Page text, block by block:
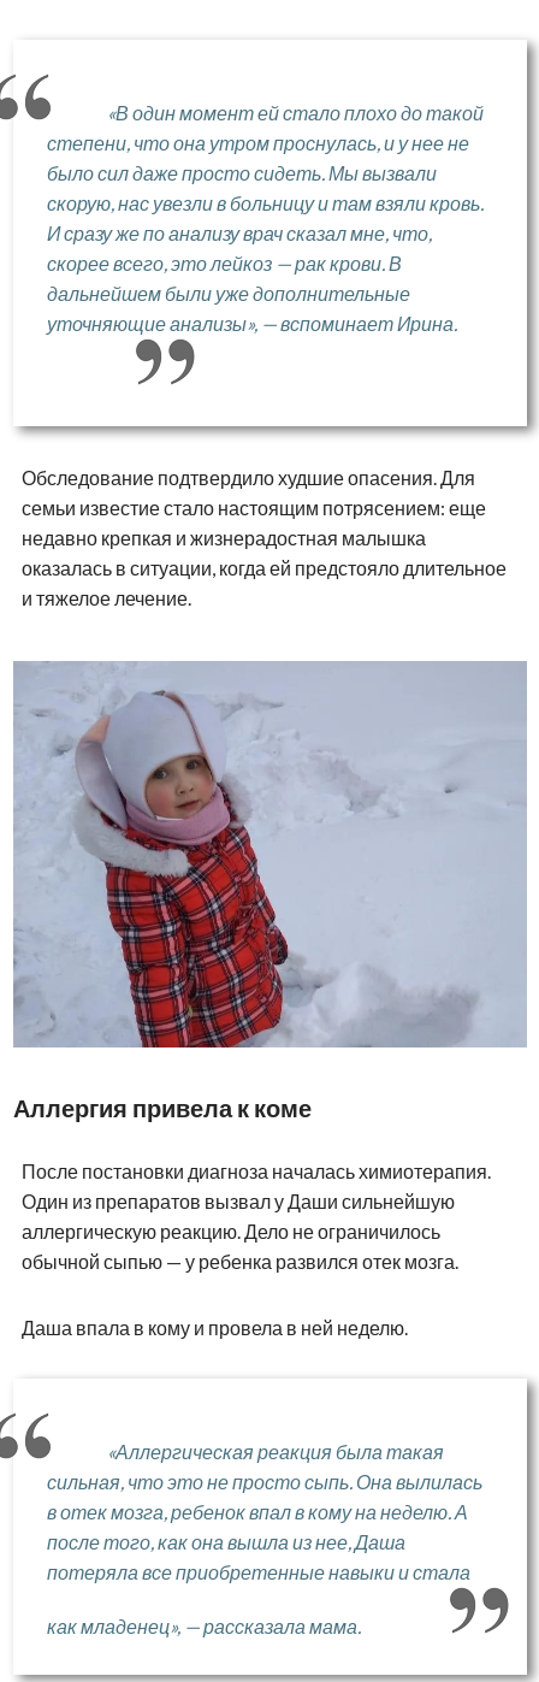
«В один момент ей стало плохо до такой
степени, что она утром проснулась, и у нее не
было сил даже просто сидеть. Мы вызвали
скорую, нас увезли в больницу и там взяли кровь.
И сразу же по анализу врач сказал мне, что,
скорее всего, это лейкоз — рак крови. В
дальнейшем были уже дополнительные
уточняющие анализы», — вспоминает Ирина.
Обследование подтвердило худшие опасения. Для
семьи известие стало настоящим потрясением: еще
недавно крепкая и жизнерадостная малышка
оказалась в ситуации, когда ей предстояло длительное
и тяжелое лечение.
Аллергия привела к коме
После постановки диагноза началась химиотерапия.
Один из препаратов вызвал у Даши сильнейшую
аллергическую реакцию. Дело не ограничилось
обычной сыпью — у ребенка развился отек мозга.
Даша впала в кому и провела в ней неделю.
«Аллергическая реакция была такая
сильная, что это не просто сыпь. Она вылилась
в отек мозга, ребенок впал в кому на неделю. А
после того, как она вышла из нее, Даша
потеряла все приобретенные навыки и стала
как младенец», — рассказала мама.